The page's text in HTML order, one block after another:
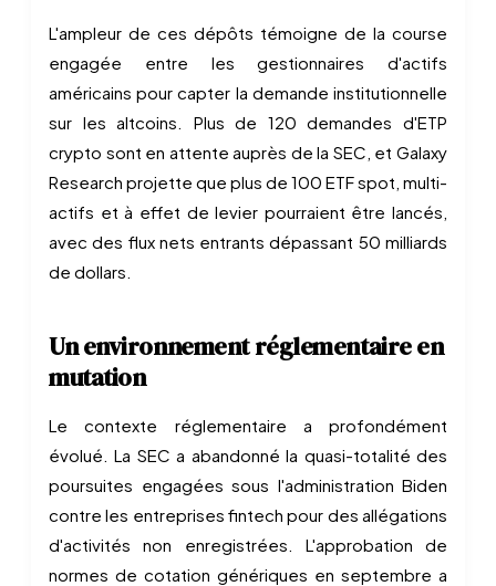
L'ampleur de ces dépôts témoigne de la course
engagée entre les gestionnaires d'actifs
américains pour capter la demande institutionnelle
sur les altcoins. Plus de 120 demandes d'ETP
crypto sont en attente auprès de la SEC, et Galaxy
Research projette que plus de 100 ETF spot, multi-
actifs et à effet de levier pourraient être lancés,
avec des flux nets entrants dépassant 50 milliards
de dollars.
Un environnement réglementaire en
mutation
Le contexte réglementaire a profondément
évolué. La SEC a abandonné la quasi-totalité des
poursuites engagées sous l'administration Biden
contre les entreprises fintech pour des allégations
d'activités non enregistrées. L'approbation de
normes de cotation génériques en septembre a